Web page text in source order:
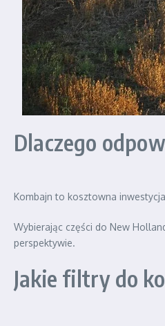
Dlaczego
Kombajn to kosztowna
Wybierając części do New
perspektywie.
Jakie filtry do